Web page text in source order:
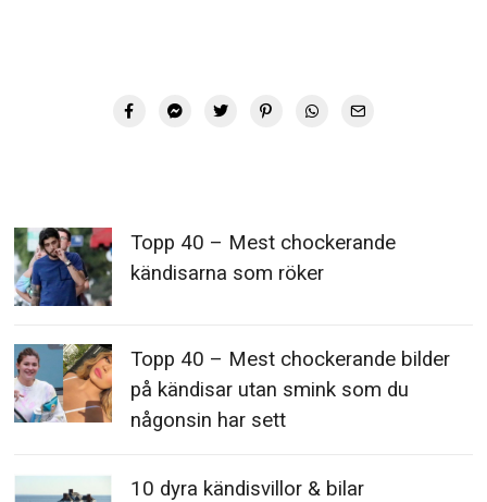
Topp 40 – Mest chockerande
kändisarna som röker
Topp 40 – Mest chockerande bilder
på kändisar utan smink som du
någonsin har sett
10 dyra kändisvillor & bilar